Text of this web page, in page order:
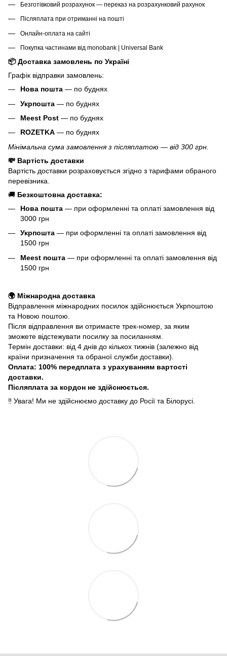
Безготівковий розрахунок — переказ на розрахунковий рахунок
Післяплата при отриманні на пошті
Онлайн-оплата на сайті
Покупка частинами від monobank | Universal Bank
📦 Доставка замовлень по Україні
Графік відправки замовлень:
Нова пошта — по буднях
Укрпошта — по буднях
Meest Post — по буднях
ROZETKA — по буднях
Мінімальна сума замовлення з післяплатою — від 300 грн.
💸 Вартість доставки
Вартість доставки розраховується згідно з тарифами обраного
перевізника.
🚚 Безкоштовна доставка:
Нова пошта — при оформленні та оплаті замовлення від
3000 грн
Укрпошта — при оформленні та оплаті замовлення від
1500 грн
Meest пошта — при оформленні та оплаті замовлення від
1500 грн
🌍 Міжнародна доставка
Відправлення міжнародних посилок здійснюється Укрпоштою
та Новою поштою.
Після відправлення ви отримаєте трек-номер, за яким
зможете відстежувати посилку за посиланням.
Термін доставки: від 4 днів до кількох тижнів (залежно від
країни призначення та обраної служби доставки).
Оплата: 100% передплата з урахуванням вартості
доставки.
Післяплата за кордон не здійснюється.
‼️ Увага! Ми не здійснюємо доставку до Росії та Білорусі.